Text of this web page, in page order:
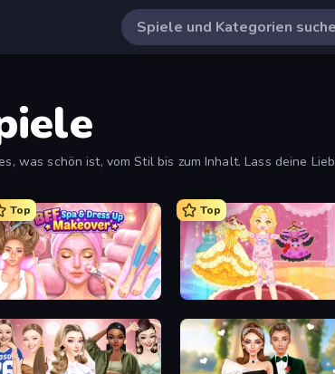
was schön ist, vom Stil bis zum Inhalt. Lass deine
Top
BFF Makeover - Spa & Dress Up
Top